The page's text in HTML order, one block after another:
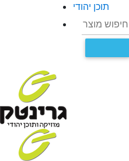
תוכן יהודי